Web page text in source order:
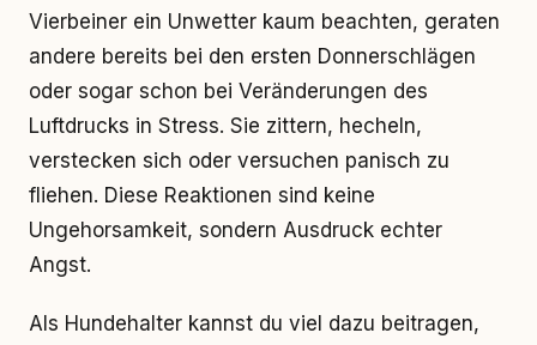
Vierbeiner ein Unwetter kaum beachten, geraten
andere bereits bei den ersten Donnerschlägen
oder sogar schon bei Veränderungen des
Luftdrucks in Stress. Sie zittern, hecheln,
verstecken sich oder versuchen panisch zu
fliehen. Diese Reaktionen sind keine
Ungehorsamkeit, sondern Ausdruck echter
Angst.
Als Hundehalter kannst du viel dazu beitragen,